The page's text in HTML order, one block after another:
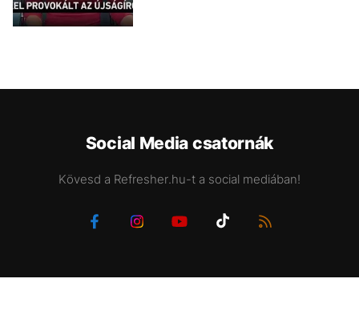
Social Media csatornák
Kövesd a Refresher.hu-t a social mediában!